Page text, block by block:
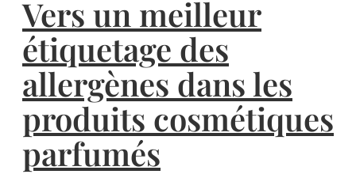
Vers un meilleur
étiquetage des
allergènes dans les
produits cosmétiques
parfumés